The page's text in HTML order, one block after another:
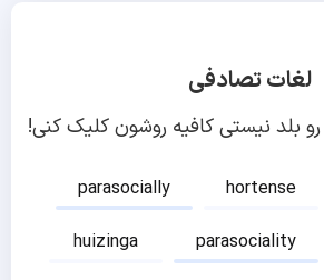
لغات تصادفی
بلد نیستی کافیه روشون کلیک کنی!
parasocially hortense
huizinga
parasociality